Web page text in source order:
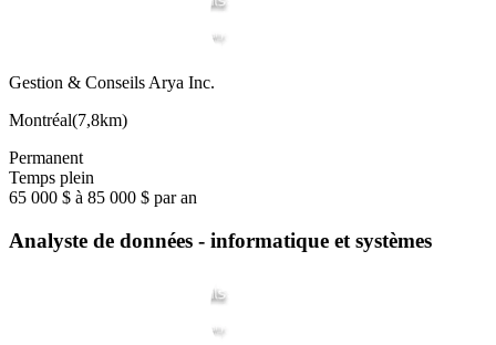
Gestion & Conseils Arya Inc.
Montréal(7,8km)
Permanent
Temps plein
65 000 $ à 85 000 $ par an
Analyste de données - informatique et systèmes